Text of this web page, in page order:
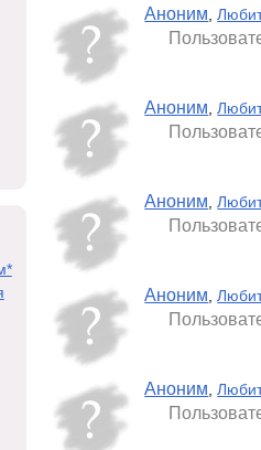
Аноним,
Аноним,
Аноним,
Аноним,
Аноним,